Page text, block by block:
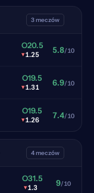
3 meczów
O20.5
▾1.25 5.8/10
O19.5
▾1.31 6.9/10
O19.5
▾1.26 7.4/10
4 meczów
O31.5
▾1.3 9/10